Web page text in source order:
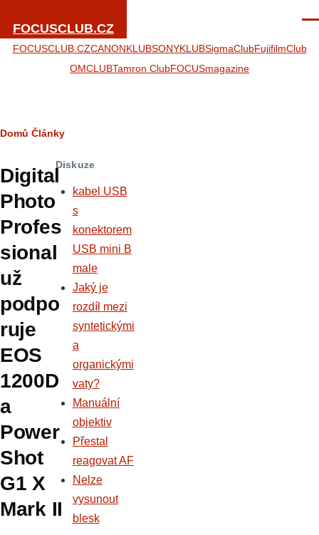
FOCUSCLUB.CZ
FOCUSCLUB.CZCANONKLUBSONYKLUBSigmaClubFujifilmClub
OMCLUBTamron ClubFOCUSmagazine
Drobečková
navigace
Domů Články
Digital
Photo
Profes
sional
už
podpo
ruje
EOS
1200D
a
Power
Shot
G1 X
Mark II
Diskuze
kabel USB
s
konektorem
USB mini B
male
Jaký je
rozdíl mezi
syntetickými
a
organickými
vaty?
Manuální
objektiv
Přestal
reagovat AF
Nelze
vysunout
blesk